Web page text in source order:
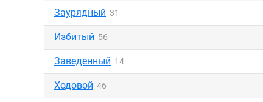
Заурядный 31
Избитый 56
Заведенный 14
Ходовой 46